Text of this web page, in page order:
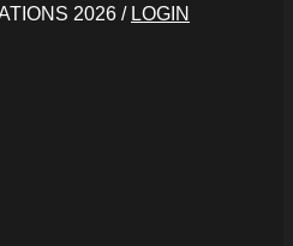
2026 / LOGIN